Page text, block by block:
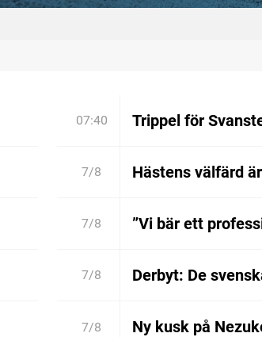
07:40 Trippel för
7/8 Hästens välfärd
7/8 ”Vi bär ett
7/8 Derbyt: De
7/8 Ny kusk på